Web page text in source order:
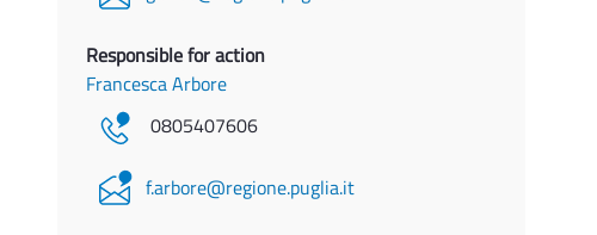
Responsible for action
Francesca Arbore
0805407606
f.arbore@regione.puglia.it